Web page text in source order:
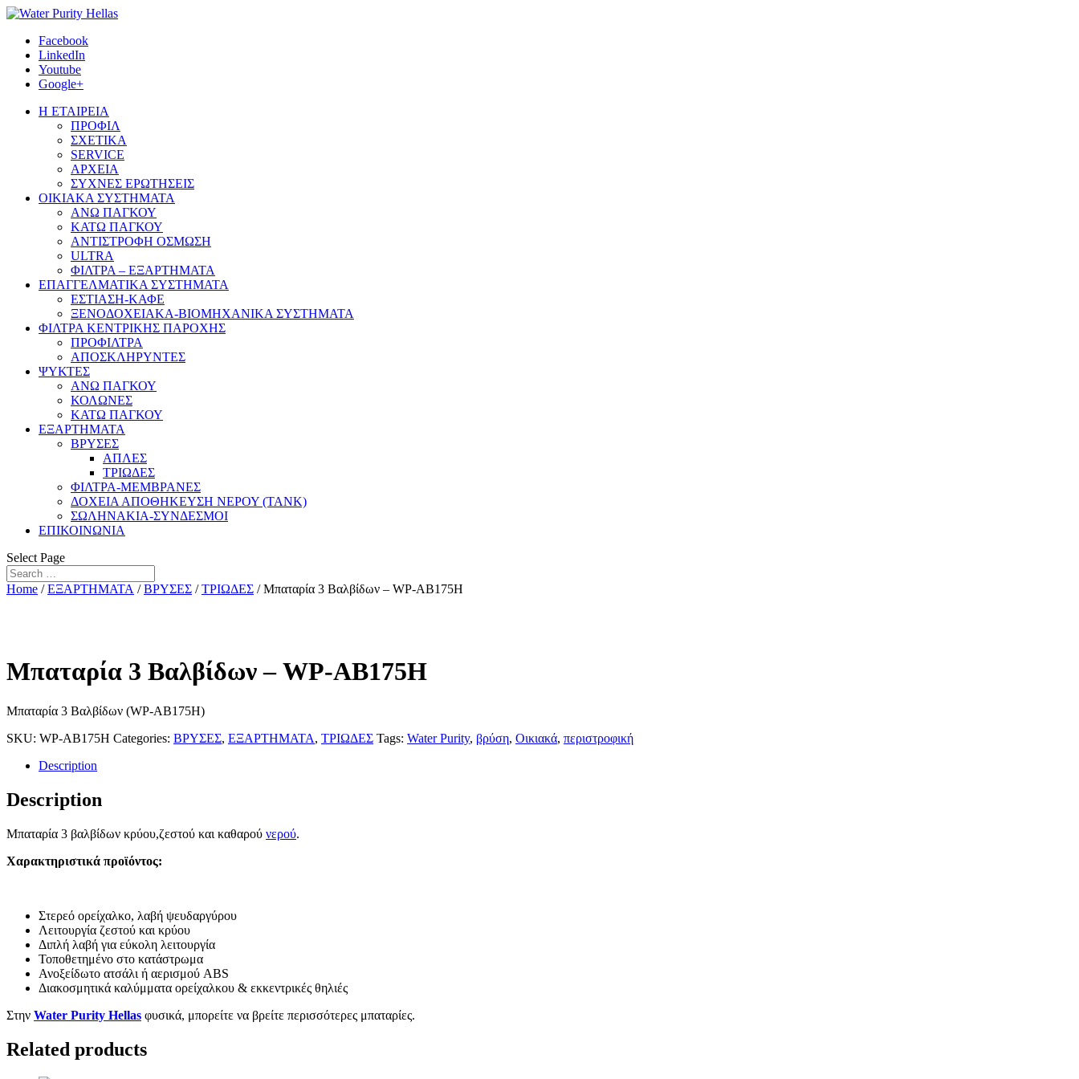
Facebook
LinkedIn
Youtube
Google+
Η ΕΤΑΙΡΕΙΑ
ΠΡΟΦΙΛ
ΣΧΕΤΙΚΑ
SERVICE
ΑΡΧΕΙΑ
ΣΥΧΝΕΣ ΕΡΩΤΗΣΕΙΣ
ΟΙΚΙΑΚΑ ΣΥΣΤΗΜΑΤΑ
ΑΝΩ ΠΑΓΚΟΥ
ΚΑΤΩ ΠΑΓΚΟΥ
ΑΝΤΙΣΤΡΟΦΗ ΟΣΜΩΣΗ
ULTRA
ΦΙΛΤΡΑ – ΕΞΑΡΤΗΜΑΤΑ
ΕΠΑΓΓΕΛΜΑΤΙΚΑ ΣΥΣΤΗΜΑΤΑ
ΕΣΤΙΑΣΗ-ΚΑΦΕ
ΞΕΝΟΔΟΧΕΙΑΚΑ-ΒΙΟΜΗΧΑΝΙΚΑ ΣΥΣΤΗΜΑΤΑ
ΦΙΛΤΡΑ ΚΕΝΤΡΙΚΗΣ ΠΑΡΟΧΗΣ
ΠΡΟΦΙΛΤΡΑ
ΑΠΟΣΚΛΗΡΥΝΤΕΣ
ΨΥΚΤΕΣ
ΑΝΩ ΠΑΓΚΟΥ
ΚΟΛΩΝΕΣ
ΚΑΤΩ ΠΑΓΚΟΥ
ΕΞΑΡΤΗΜΑΤΑ
ΒΡΥΣΕΣ
ΑΠΛΕΣ
ΤΡΙΩΔΕΣ
ΦΙΛΤΡΑ-ΜΕΜΒΡΑΝΕΣ
ΔΟΧΕΙΑ ΑΠΟΘΗΚΕΥΣΗ ΝΕΡΟΥ (TANK)
ΣΩΛΗΝΑΚΙΑ-ΣΥΝΔΕΣΜΟΙ
ΕΠΙΚΟΙΝΩΝΙΑ
Select Page
Home /ΕΞΑΡΤΗΜΑΤΑ /ΒΡΥΣΕΣ /ΤΡΙΩΔΕΣ / Μπαταρία 3 Βαλβίδων – WP-AB175H
Μπαταρία 3 Βαλβίδων – WP-AB175H
Μπαταρία 3 Βαλβίδων (WP-AB175H)
SKU: WP-AB175H Categories: ΒΡΥΣΕΣ, ΕΞΑΡΤΗΜΑΤΑ, ΤΡΙΩΔΕΣ Tags: Water Purity, βρύση, Οικιακά, περιστροφική
Description
Description
Μπαταρία 3 βαλβίδων κρύου,ζεστού και καθαρού νερού.
Χαρακτηριστικά προϊόντος:
Στερεό ορείχαλκο, λαβή ψευδαργύρου
Λειτουργία ζεστού και κρύου
Διπλή λαβή για εύκολη λειτουργία
Τοποθετημένο στο κατάστρωμα
Ανοξείδωτο ατσάλι ή αερισμού ABS
Διακοσμητικά καλύμματα ορείχαλκου & εκκεντρικές θηλιές
Στην Water Purity Hellas φυσικά, μπορείτε να βρείτε περισσότερες μπαταρίες.
Related products